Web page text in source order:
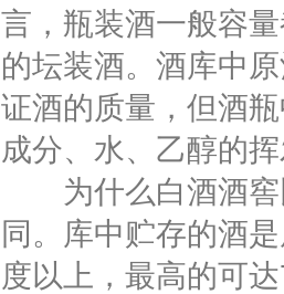
言，瓶装酒一般容
的坛装酒。酒库中
证酒的质量，但酒
成分、水、乙醇的
为什么白酒酒窖
同。库中贮存的酒
度以上，最高的可